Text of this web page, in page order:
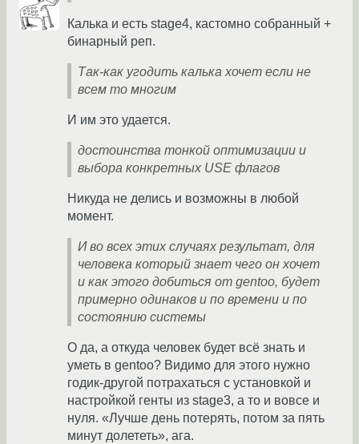
Калька и есть stage4, кастомно собранный +
бинарный реп.
Так-как угодить калька хочет если не
всем то многим
И им это удается.
достоинства тонкой оптимизации и
выбора конкретных USE флагов
Никуда не делись и возможны в любой
момент.
И во всех этих случаях результат, для
человека который знает чего он хочет
и как этого добиться от gentoo, будет
примерно одинаков и по времени и по
состоянию системы
О да, а откуда человек будет всё знать и
уметь в gentoo? Видимо для этого нужно
годик-другой потрахаться с установкой и
настройкой генты из stage3, а то и вовсе и
нуля. «Лучше день потерять, потом за пять
минут долететь», ага.